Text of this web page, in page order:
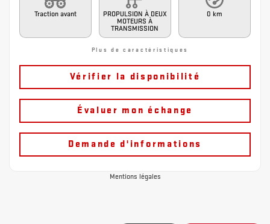
Traction avant
PROPULSION À DEUX
MOTEURS À
TRANSMISSION
0 km
Plus de caractéristiques
Vérifier la disponibilité
Évaluer mon échange
Demande d'informations
Mentions légales